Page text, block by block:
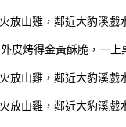
皮烤得金黃酥脆，一